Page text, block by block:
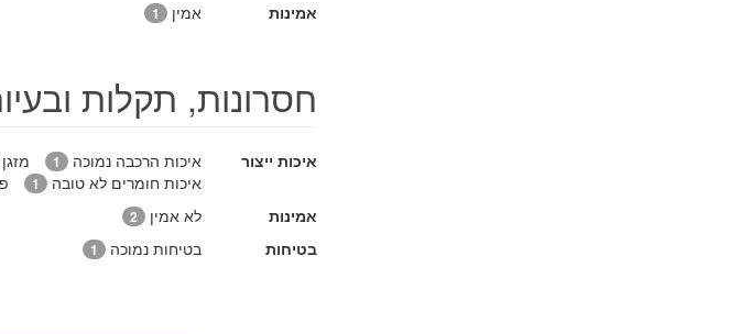
אמינות אמין 1
חסרונות, תקלות
איכות ייצור איכות הרכבה נמוכה 1
איכות חומרים לא טובה 1
אמינות לא אמין 2
בטיחות בטיחות נמוכה 1